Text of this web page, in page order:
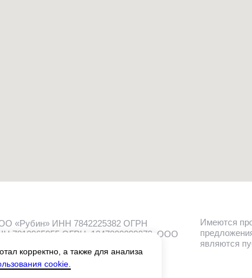
Пользовательское
«Рубин» ИНН 7842225382 ОГРН
ОГРН: 1247800099073, ООО
Имеются
являются
корректно, а также для анализа
cookie.